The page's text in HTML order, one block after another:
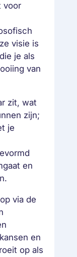
voor
visie is
je als
van
zit, wat
zijn;
je
en
via de
en
op als